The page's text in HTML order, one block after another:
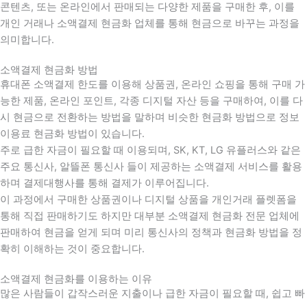
콘텐츠, 또는 온라인에서 판매되는 다양한 제품을 구매한 후, 이를
개인 거래나 소액결제 현금화 업체를 통해 현금으로 바꾸는 과정을
의미합니다.
소액결제 현금화 방법
휴대폰 소액결제 한도를 이용해 상품권, 온라인 쇼핑을 통해 구매 가
능한 제품, 온라인 포인트, 각종 디지털 자산 등을 구매하여, 이를 다
시 현금으로 전환하는 방법을 말하며 비슷한 현금화 방법으로 정보
이용료 현금화 방법이 있습니다.
주로 급한 자금이 필요할 때 이용되며, SK, KT, LG 유플러스와 같은
주요 통신사, 알뜰폰 통신사 들이 제공하는 소액결제 서비스를 활용
하며 결제대행사를 통해 결제가 이루어집니다.
이 과정에서 구매한 상품권이나 디지털 상품을 개인거래 플렛폼을
통해 직접 판매하기도 하지만 대부분 소액결제 현금화 전문 업체에
판매하여 현금을 얻게 되며 미리 통신사의 정책과 현금화 방법을 정
확히 이해하는 것이 중요합니다.
소액결제 현금화를 이용하는 이유
많은 사람들이 갑작스러운 지출이나 급한 자금이 필요할 때 , 쉽고 빠